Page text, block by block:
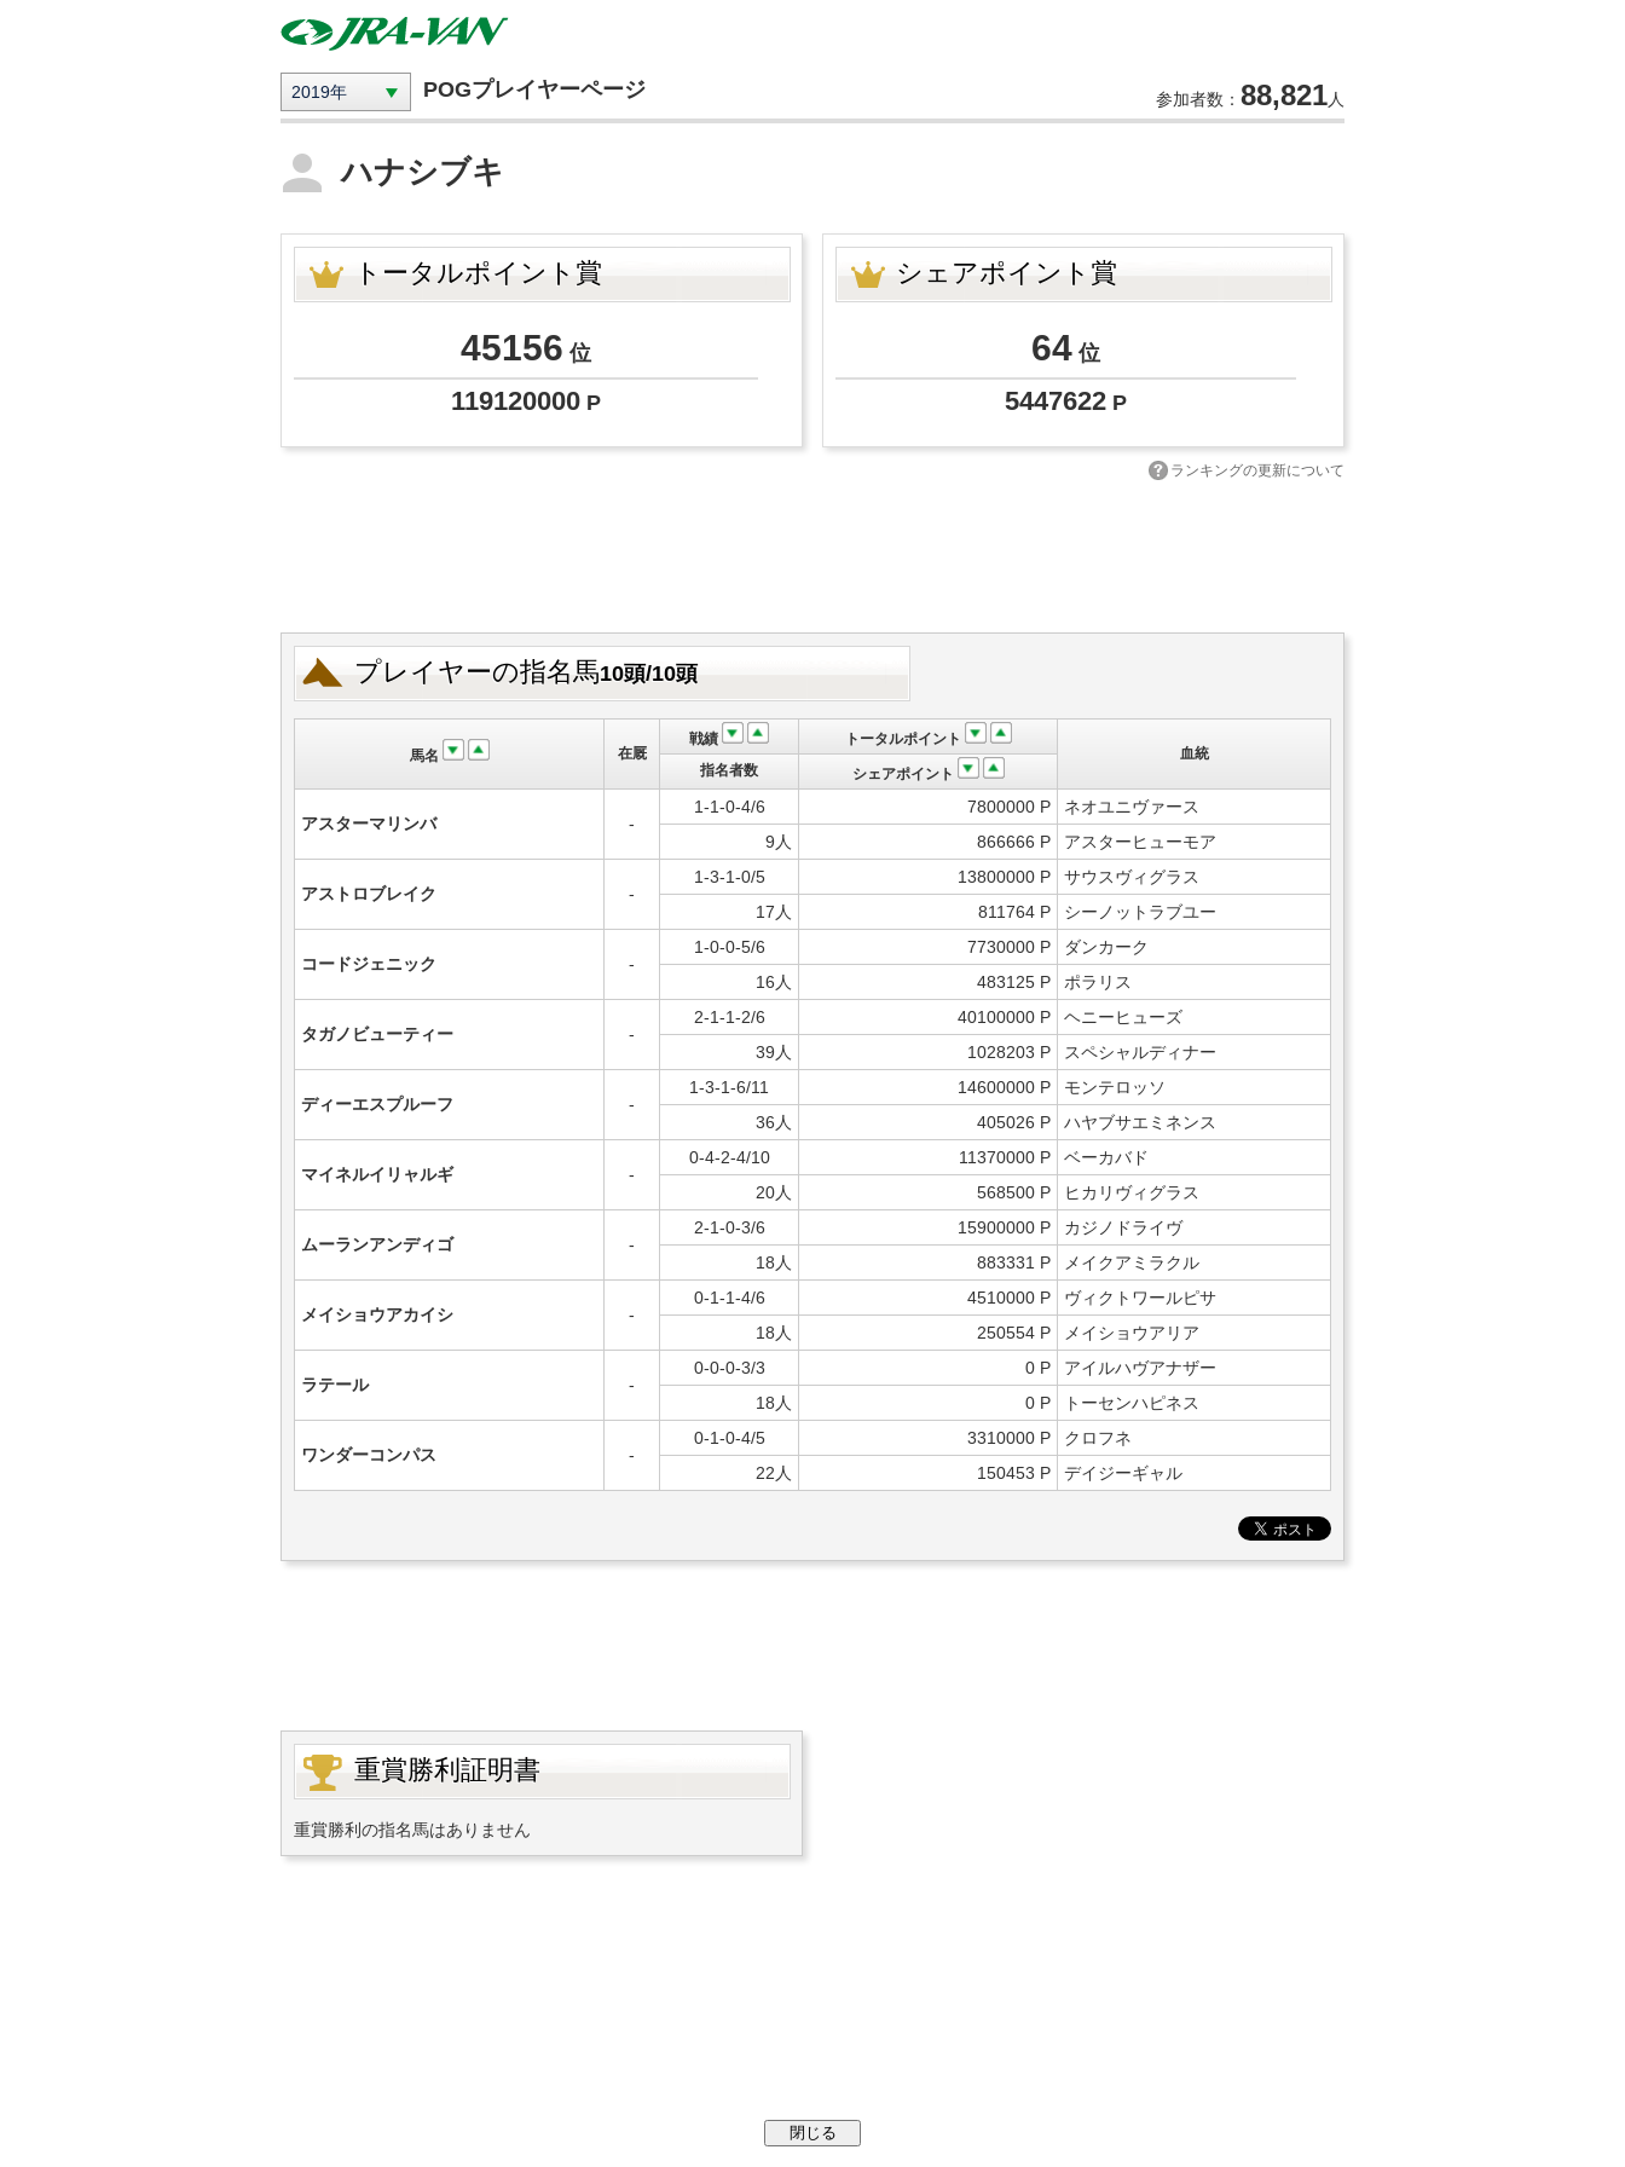
2019年 POGプレイヤーページ 参加者数： 88,821人
ハナシブキ
トータルポイント賞
45156 位
119120000 P
シェアポイント賞
64 位
5447622 P
ランキングの更新について
プレイヤーの指名馬10頭/10頭
馬名 在厩
戦績
トータルポイント
血統
指名者数
シェアポイント
アスターマリンバ -
1-1-0-4/6 7800000 P
ネオユニヴァース
9人
866666 P アスターヒューモア
アストロブレイク -
1-3-1-0/5 13800000 P
サウスヴィグラス
17人
811764 P シーノットラブユー
コードジェニック -
1-0-0-5/6 7730000 P
ダンカーク
16人
483125 P ポラリス
タガノビューティー -
2-1-1-2/6 40100000 P
ヘニーヒューズ
39人
1028203 P スペシャルディナー
ディーエスプルーフ -
1-3-1-6/11 14600000 P
モンテロッソ
36人
405026 P ハヤブサエミネンス
マイネルイリャルギ -
0-4-2-4/10 11370000 P
ベーカバド
20人
568500 P ヒカリヴィグラス
ムーランアンディゴ -
2-1-0-3/6 15900000 P
カジノドライヴ
18人
883331 P メイクアミラクル
メイショウアカイシ -
0-1-1-4/6 4510000 P
ヴィクトワールピサ
18人
250554 P メイショウアリア
ラテール -
0-0-0-3/3 0 P
アイルハヴアナザー
18人
0 P トーセンハピネス
ワンダーコンパス -
0-1-0-4/5 3310000 P
クロフネ
22人
150453 P デイジーギャル
重賞勝利証明書
重賞勝利の指名馬はありません